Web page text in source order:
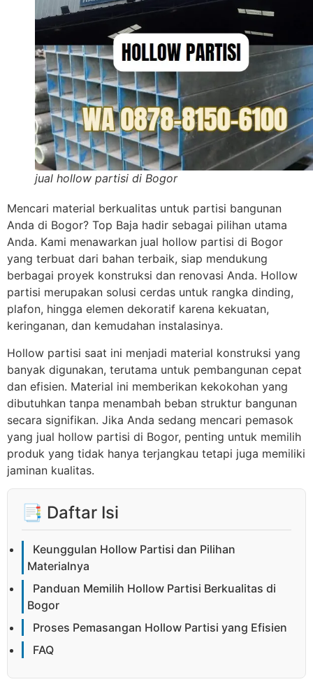
jual hollow partisi di Bogor
Mencari material berkualitas untuk partisi bangunan
Anda di Bogor? Top Baja hadir sebagai pilihan utama
Anda. Kami menawarkan jual hollow partisi di Bogor
yang terbuat dari bahan terbaik, siap mendukung
berbagai proyek konstruksi dan renovasi Anda. Hollow
partisi merupakan solusi cerdas untuk rangka dinding,
plafon, hingga elemen dekoratif karena kekuatan,
keringanan, dan kemudahan instalasinya.
Hollow partisi saat ini menjadi material konstruksi yang
banyak digunakan, terutama untuk pembangunan cepat
dan efisien. Material ini memberikan kekokohan yang
dibutuhkan tanpa menambah beban struktur bangunan
secara signifikan. Jika Anda sedang mencari pemasok
yang jual hollow partisi di Bogor, penting untuk memilih
produk yang tidak hanya terjangkau tetapi juga memiliki
jaminan kualitas.
📑 Daftar Isi
Keunggulan Hollow Partisi dan Pilihan
Materialnya
Panduan Memilih Hollow Partisi Berkualitas di
Bogor
Proses Pemasangan Hollow Partisi yang Efisien
FAQ